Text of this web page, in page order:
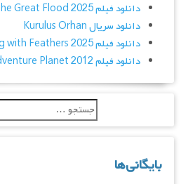
دانلود فیلم The Great Flood 2025
دانلود سریال Kurulus Orhan
دانلود فیلم The Thing with Feathers 2025
دانلود فیلم Adventure Planet 2012
بایگانی‌ها